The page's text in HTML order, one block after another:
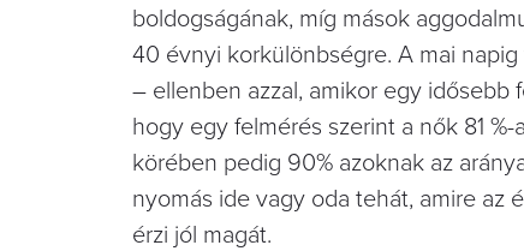
boldogságának, míg mások
40 évnyi korkülönbségre. A mai
– ellenben azzal, amikor egy idősebb
hogy egy felmérés szerint a nők 81
körében pedig 90% azoknak az
nyomás ide vagy oda tehát, amire az
érzi jól magát.